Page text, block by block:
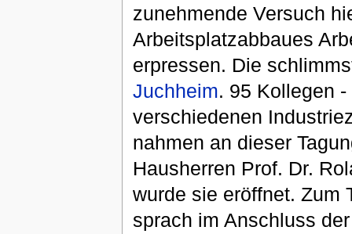
zunehmende Versuch
Arbeitsplatzabbaues
erpressen. Die
Juchheim. 95 Kollegen
verschiedenen
nahmen an dieser
Hausherren Prof. Dr.
wurde sie eröffnet. Zum
sprach im Anschluss